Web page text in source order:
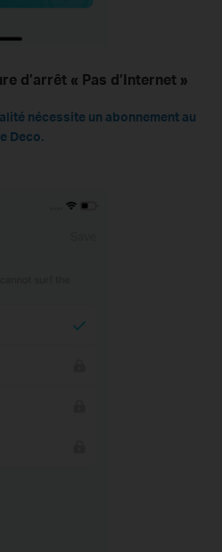
d’arrêt « Pas d’Internet »
nécessite un abonnement au
Deco.